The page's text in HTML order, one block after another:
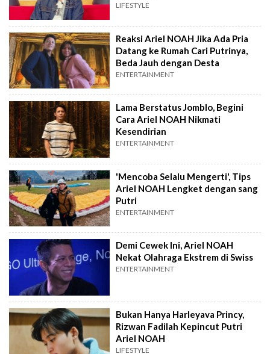
LIFESTYLE
Reaksi Ariel NOAH Jika Ada Pria
Datang ke Rumah Cari Putrinya,
Beda Jauh dengan Desta
ENTERTAINMENT
Lama Berstatus Jomblo, Begini
Cara Ariel NOAH Nikmati
Kesendirian
ENTERTAINMENT
'Mencoba Selalu Mengerti', Tips
Ariel NOAH Lengket dengan sang
Putri
ENTERTAINMENT
Demi Cewek Ini, Ariel NOAH
Nekat Olahraga Ekstrem di Swiss
ENTERTAINMENT
Bukan Hanya Harleyava Princy,
Rizwan Fadilah Kepincut Putri
Ariel NOAH
LIFESTYLE